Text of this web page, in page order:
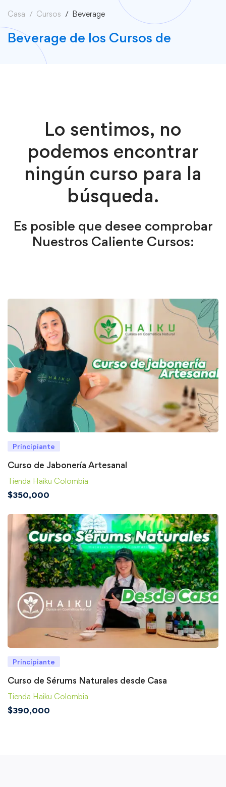
Casa Cursos Beverage
Beverage de los Cursos de
Lo sentimos, no
podemos encontrar
ningún curso para la
búsqueda.
Es posible que desee comprobar
Nuestros Caliente Cursos:
Principiante
Curso de Jabonería Artesanal
Tienda Haiku Colombia
$350,000
Principiante
Curso de Sérums Naturales desde Casa
Tienda Haiku Colombia
$390,000